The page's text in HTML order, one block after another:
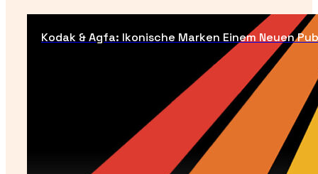
Kodak & Agfa: Ikonische Marken Einem Neuen